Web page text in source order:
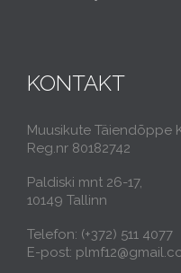
KONTAKT
Muusikute Täiendõppe
Reg.nr 80182742
Paldiski mnt 26-17,
10149 Tallinn
Telefon: (+372) 511 4077
E-post: